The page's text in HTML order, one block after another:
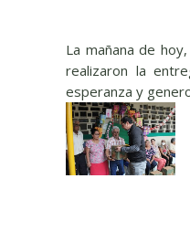
La mañana de
realizaron la
esperanza y